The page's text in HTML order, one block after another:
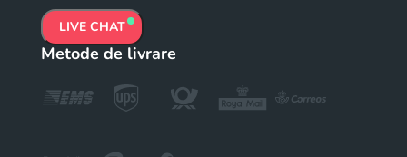
LIVE CHAT
Metode de livrare